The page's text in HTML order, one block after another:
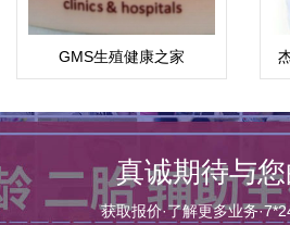
GMS生殖健康之家
真诚期待与
获取报价·了解更多业务